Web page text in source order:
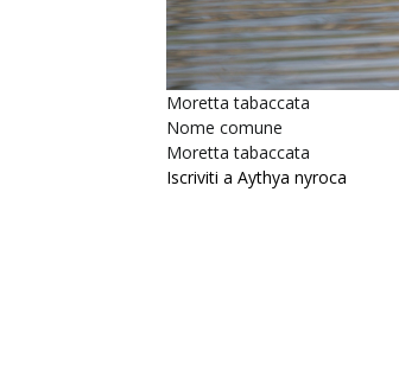
Moretta tabaccata
Nome comune
Moretta tabaccata
Iscriviti a Aythya nyroca